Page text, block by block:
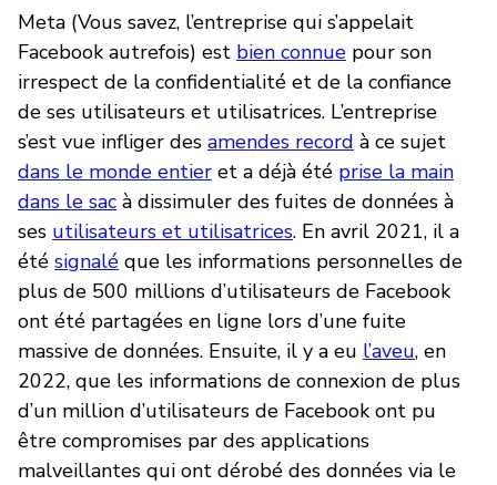
Meta (Vous savez, l’entreprise qui s’appelait
Facebook autrefois) est bien connue pour son
irrespect de la confidentialité et de la confiance
de ses utilisateurs et utilisatrices. L’entreprise
s’est vue infliger des amendes record à ce sujet
dans le monde entier et a déjà été prise la main
dans le sac à dissimuler des fuites de données à
ses utilisateurs et utilisatrices. En avril 2021, il a
été signalé que les informations personnelles de
plus de 500 millions d’utilisateurs de Facebook
ont été partagées en ligne lors d’une fuite
massive de données. Ensuite, il y a eu l’aveu, en
2022, que les informations de connexion de plus
d’un million d’utilisateurs de Facebook ont pu
être compromises par des applications
malveillantes qui ont dérobé des données via le